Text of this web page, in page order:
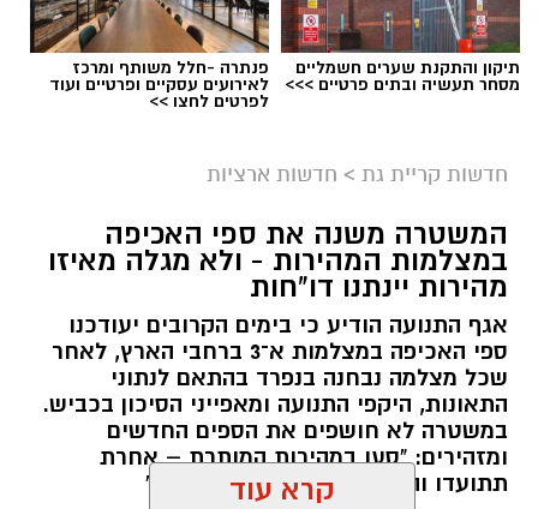
תיקון והתקנת שערים חשמליים
מסחר תעשיה ובתים פרטיים >>>
פנתרה -חלל משותף ומרכז
לאירועים עסקיים ופרטיים ועוד
לפרטים לחצו >>
חדשות קריית גת > חדשות ארציות
המשטרה משנה את ספי האכיפה
במצלמות המהירות - ולא מגלה מאיזו
מהירות יינתנו דו"חות
אגף התנועה הודיע כי בימים הקרובים יעודכנו
ספי האכיפה במצלמות א־3 ברחבי הארץ, לאחר
שכל מצלמה נבחנה בנפרד בהתאם לנתוני
התאונות, היקפי התנועה ומאפייני הסיכון בכביש.
במשטרה לא חושפים את הספים החדשים
ומזהירים: "סעו במהירות המותרת – אחרת
תתועדו והדו"ח יישלח ישירות אליכם"
קרא עוד